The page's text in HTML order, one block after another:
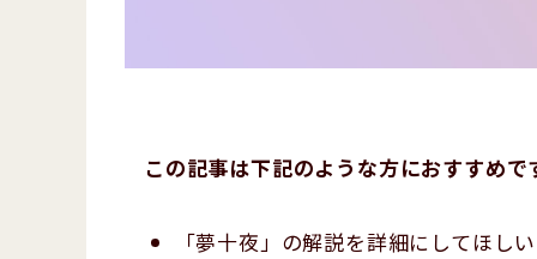
この記事は下記のような方におすすめで
「夢十夜」の解説を詳細にしてほし